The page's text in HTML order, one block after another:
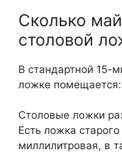
Сколько
столовой
В стандартной 15-
ложке помещается:
Столовые ложки
Есть ложка
миллилитровая, в